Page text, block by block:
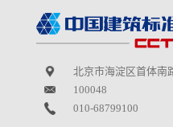
北京市海淀区首体南
100048
010-68799100